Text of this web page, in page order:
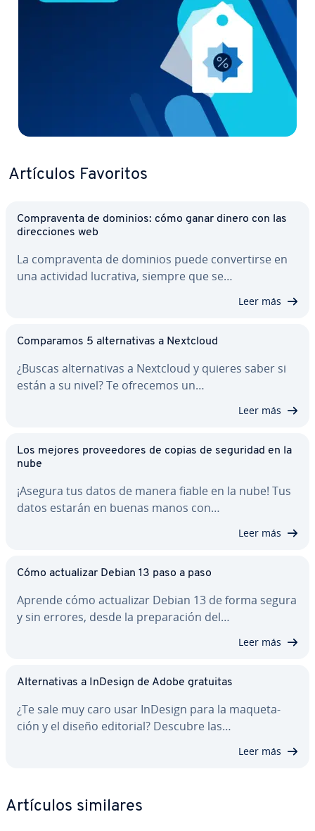
Artículos Favoritos
Co­m­pra­ve­n­ta de dominios: cómo ganar dinero con las
di­re­c­cio­nes web
La co­m­pra­ve­n­ta de dominios puede co­n­ve­r­ti­r­se en
una actividad lucrativa, siempre que se…
Leer más
Co­m­pa­ra­mos 5 al­te­r­na­ti­vas a Nextcloud
¿Buscas al­te­r­na­ti­vas a Nextcloud y quieres saber si
están a su nivel? Te ofrecemos un…
Leer más
Los mejores pro­vee­do­res de copias de seguridad en la
nube
¡Asegura tus datos de manera fiable en la nube! Tus
datos estarán en buenas manos con…
Leer más
Cómo ac­tua­li­zar Debian 13 paso a paso
Aprende cómo ac­tua­li­zar Debian 13 de forma segura
y sin errores, desde la pre­pa­ra­ción del…
Leer más
Al­te­r­na­ti­vas a InDesign de Adobe gratuitas
¿Te sale muy caro usar InDesign para la ma­que­ta­
ción y el diseño editorial? Descubre las…
Leer más
Artículos similares